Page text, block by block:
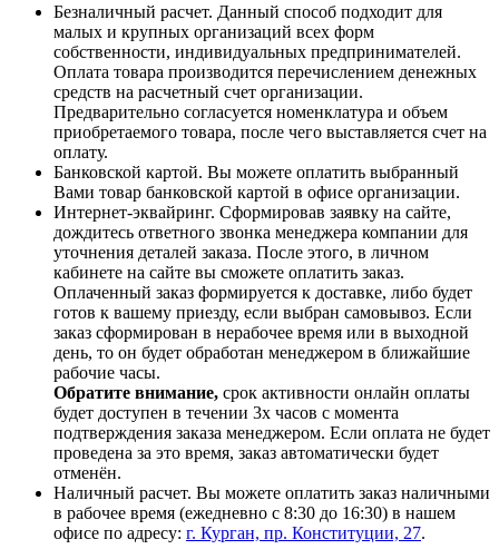
Безналичный расчет. Данный способ подходит для
малых и крупных организаций всех форм
собственности, индивидуальных предпринимателей.
Оплата товара производится перечислением денежных
средств на расчетный счет организации.
Предварительно согласуется номенклатура и объем
приобретаемого товара, после чего выставляется счет на
оплату.
Банковской картой. Вы можете оплатить выбранный
Вами товар банковской картой в офисе организации.
Интернет-эквайринг. Сформировав заявку на сайте,
дождитесь ответного звонка менеджера компании для
уточнения деталей заказа. После этого, в личном
кабинете на сайте вы сможете оплатить заказ.
Оплаченный заказ формируется к доставке, либо будет
готов к вашему приезду, если выбран самовывоз. Если
заказ сформирован в нерабочее время или в выходной
день, то он будет обработан менеджером в ближайшие
рабочие часы.
Обратите внимание, срок активности онлайн оплаты
будет доступен в течении 3х часов с момента
подтверждения заказа менеджером. Если оплата не будет
проведена за это время, заказ автоматически будет
отменён.
Наличный расчет. Вы можете оплатить заказ наличными
в рабочее время (ежедневно с 8:30 до 16:30) в нашем
офисе по адресу: г. Курган, пр. Конституции, 27.